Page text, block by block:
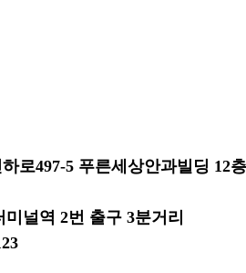
로497-5 푸른세상안과빌딩 12층
널역 2번 출구 3분거리